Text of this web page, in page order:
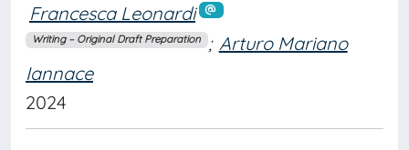
Francesca Leonardi
Writing – Original Draft Preparation ; Arturo Mariano
Iannace
2024